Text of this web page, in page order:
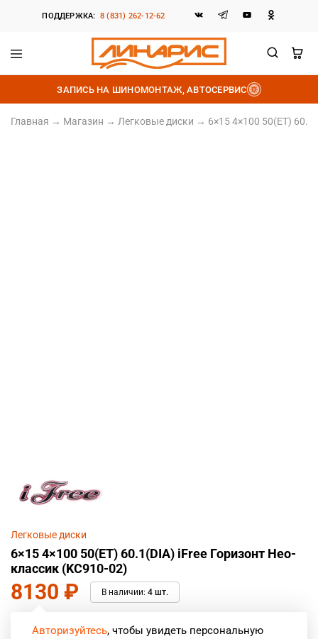
ПОДДЕРЖКА: 8 (831) 262-12-62
Линарис
Продажа
шин,
дисков
и
аккумуляторов
ЗАПИСЬ НА ШИНОМОНТАЖ, АВТОСЕРВИС
Главная → Магазин → Легковые диски → 6×15 4×100 50(ET)
Легковые диски
6×15 4×100 50(ET) 60.1(DIA) iFree Горизонт Нео-
классик (KC910-02)
8130 ₽ В наличии: 4 шт.
Авторизуйтесь, чтобы увидеть персональную